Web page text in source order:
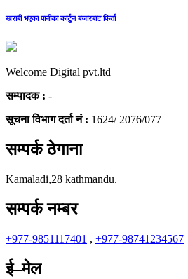
खराबी भएका पानीका कार्टुन बजारबाट फिर्ता
Welcome Digital pvt.ltd
सम्पादक : -
सूचना विभाग दर्ता नं : 1624/ 2076/077
सम्पर्क ठेगाना
Kamaladi,28 kathmandu.
सम्पर्क नम्बर
+977-9851117401 , +977-98741234567
ई–मेल